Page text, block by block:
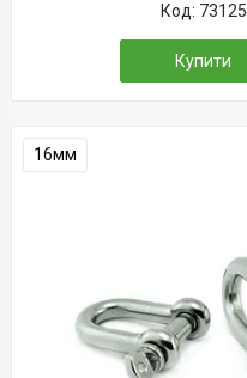
73125
Купити
16мм